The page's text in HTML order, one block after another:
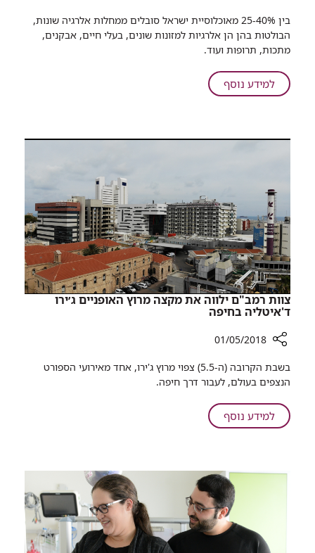
שיתוף
האם
נמצא
פתרון
לאלרגיות?
אלרגיה
בקרב
ילודים
בסיכון
בין 25-40% מאוכלוסיית ישראל סובלים ממחלות אלרגיה שונות,
הבולטות בהן הן אלרגיות למזונות שונים, בעלי חיים, אבקנים,
מתכות, תרופות ועוד.
למידע נוסףעל
האם
בודק
האם
ניתן
למנוע
אלרגיה
בקרב
ילודים
בסיכון
צוות רמב"ם ילווה את מקצה מרוץ האופניים ג׳ירו
ד'איטליה בחיפה
שיתוף
צוות
רמב"ם
ילווה
האופניים
01/05/2018
בשבת הקרובה (ה-5.5) צפוי מרוץ ג'ירו, אחד מאירועי הספורט
הנצפים בעולם, לעבור דרך חיפה.
למידע נוסףעל
צוות
את
מקצה
מרוץ
האופניים
ג׳ירו